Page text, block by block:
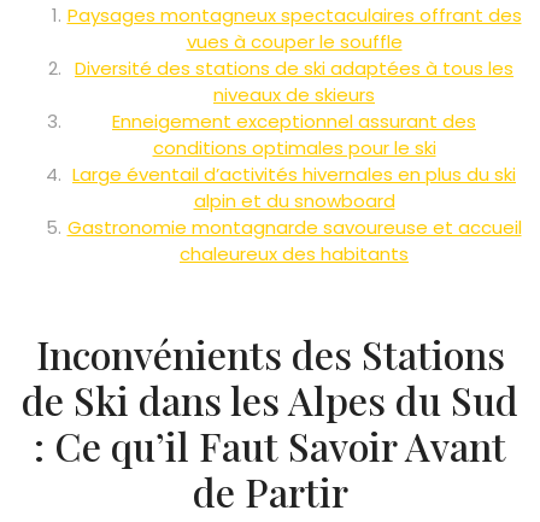
Paysages montagneux spectaculaires offrant des
vues à couper le souffle
Diversité des stations de ski adaptées à tous les
niveaux de skieurs
Enneigement exceptionnel assurant des
conditions optimales pour le ski
Large éventail d’activités hivernales en plus du ski
alpin et du snowboard
Gastronomie montagnarde savoureuse et accueil
chaleureux des habitants
Inconvénients des Stations
de Ski dans les Alpes du Sud
: Ce qu’il Faut Savoir Avant
de Partir